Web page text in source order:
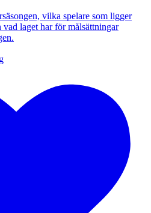
vilka spelare som ligger
laget har för målsättningar